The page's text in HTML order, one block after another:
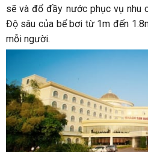
sẽ và đổ đầy nước phục vụ nhu
Độ sâu của bể bơi từ 1m đến
mỗi người.